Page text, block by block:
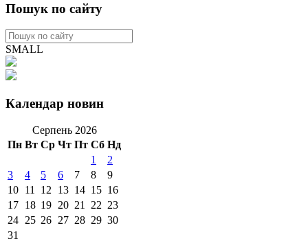
Пошук по сайту
SMALL
Календар новин
Серпень 2026
Пн Вт Ср Чт Пт Сб Нд
1
2
3
4 5 6 7 8
9
10 11 12 13 14 15 16
17 18 19 20 21 22 23
24 25 26 27 28 29 30
31